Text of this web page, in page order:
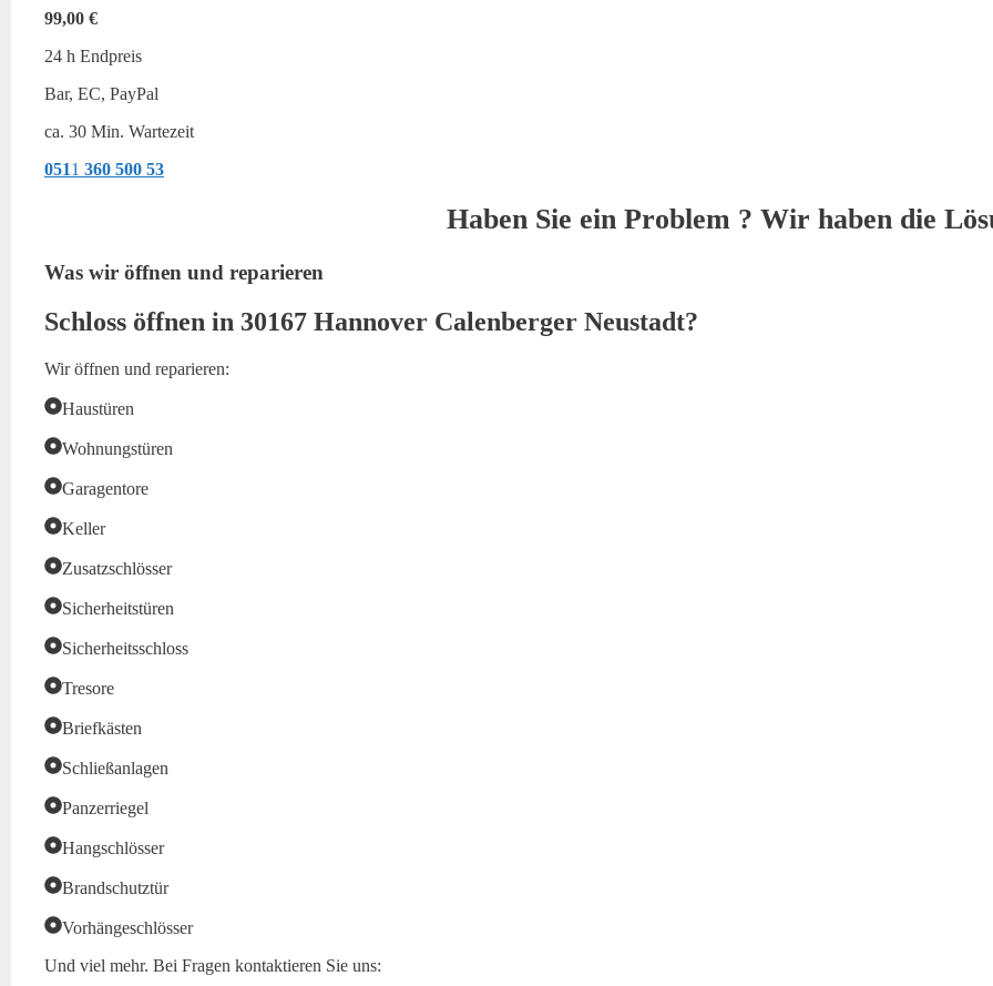
99,00 €
24 h Endpreis
Bar, EC, PayPal
ca. 30 Min. Wartezeit
0511 360 500 53
Haben Sie ein Problem ? Wir haben die
Was wir öffnen und reparieren
Schloss öffnen in 30167 Hannover Calenberger Neustadt?
Wir öffnen und reparieren:
Haustüren
Wohnungstüren
Garagentore
Keller
Zusatzschlösser
Sicherheitstüren
Sicherheitsschloss
Tresore
Briefkästen
Schließanlagen
Panzerriegel
Hangschlösser
Brandschutztür
Vorhängeschlösser
Und viel mehr. Bei Fragen kontaktieren Sie uns: